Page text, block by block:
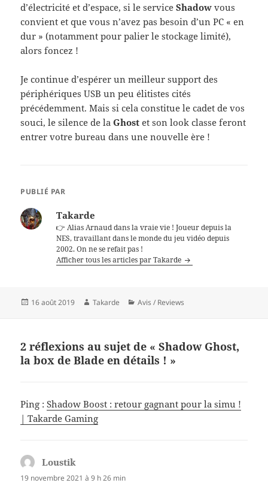
d’électricité et d’espace, si le serviceShadow vous
convient et que vous n’avez pas besoin d’un PC « en
dur » (notamment pour palier le stockage limité),
alors foncez !
Je continue d’espérer un meilleur support des
périphériques USB un peu élitistes cités
précédemment. Mais si cela constitue le cadet de vos
souci, le silence de laGhost et son look classe feront
entrer votre bureau dans une nouvelle ère !
PUBLIÉ PAR
Takarde
👉 Alias Arnaud dans la vraie vie ! Joueur depuis la
NES, travaillant dans le monde du jeu vidéo depuis
2002. On ne se refait pas !
Afficher tous les articles par Takarde
Publié
16 août 2019 Auteur
Takarde Catégories
Avis / Reviews
2 réflexions au sujet de « Shadow Ghost,
la box de Blade en détails ! »
Ping :Shadow Boost : retour gagnant pour la simu !
| Takarde Gaming
Loustik
19 novembre 2021 à 9 h 26 min